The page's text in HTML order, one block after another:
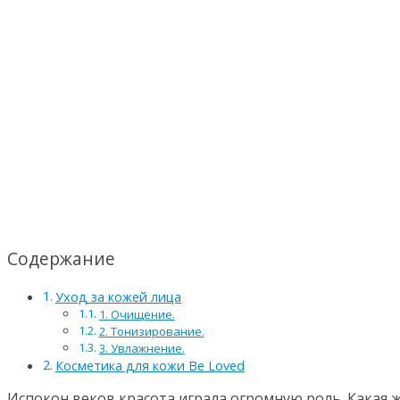
Содержание
Уход за кожей лица
1. Очищение.
2. Тонизирование.
3. Увлажнение.
Косметика для кожи Be Loved